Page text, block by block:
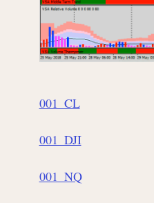
001_CL
001_DJI
001_NQ